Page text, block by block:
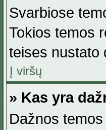
Svarbiose
Tokios temos
teises nustato
Į viršų
» Kas yra
Dažnos